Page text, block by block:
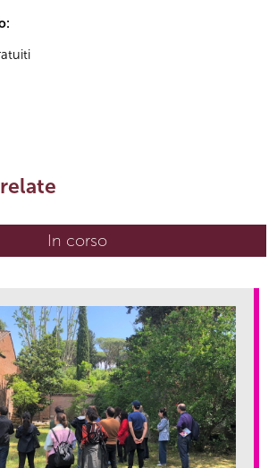
In corso(scheda attiva)